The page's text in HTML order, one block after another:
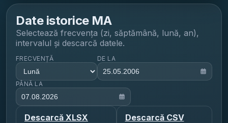
Date istorice MA
Selectează frecvența (zi, săptămână, lună, an),
intervalul și descarcă datele.
FRECVENȚĂ DE LA
PÂNĂ LA
Descarcă XLSX Descarcă CSV